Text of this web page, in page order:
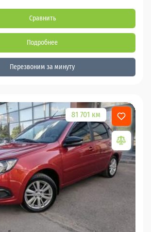
Сравнить
Подробнее
Перезвоним за минуту
81 701 км